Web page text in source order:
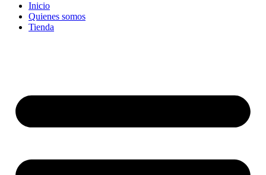
Inicio
Quienes somos
Tienda